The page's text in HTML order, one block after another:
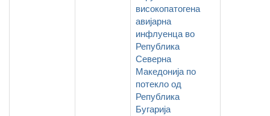
високопатогена
авијарна
инфлуенца во
Република
Северна
Македонија по
потекло од
Република
Бугарија